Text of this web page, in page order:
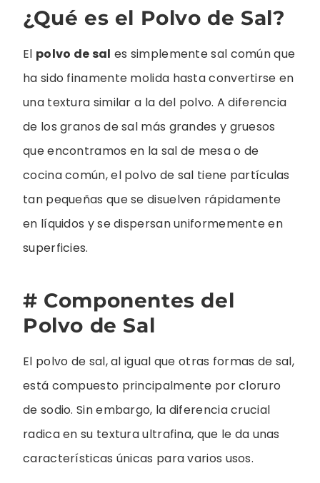
¿Qué es el Polvo de Sal?
El polvo de sal es simplemente sal común que
ha sido finamente molida hasta convertirse en
una textura similar a la del polvo. A diferencia
de los granos de sal más grandes y gruesos
que encontramos en la sal de mesa o de
cocina común, el polvo de sal tiene partículas
tan pequeñas que se disuelven rápidamente
en líquidos y se dispersan uniformemente en
superficies.
# Componentes del
Polvo de Sal
El polvo de sal, al igual que otras formas de sal,
está compuesto principalmente por cloruro
de sodio. Sin embargo, la diferencia crucial
radica en su textura ultrafina, que le da unas
características únicas para varios usos.